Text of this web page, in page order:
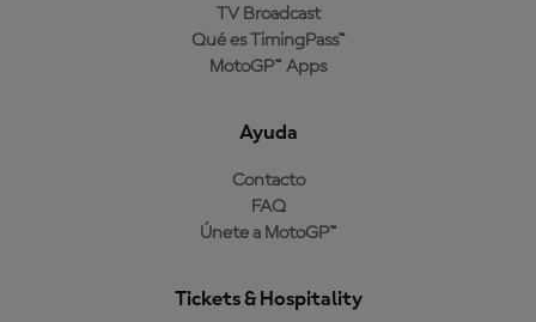
TV Broadcast
Qué es TimingPass™
MotoGP™ Apps
Ayuda
Contacto
FAQ
Únete a MotoGP™
Tickets & Hospitality